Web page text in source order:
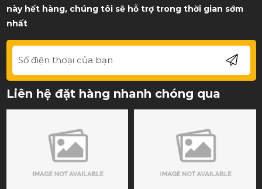
này hết hàng, chúng tôi sẽ hỗ trợ trong thời gian sớm
nhất
Liên hệ đặt hàng nhanh chóng qua